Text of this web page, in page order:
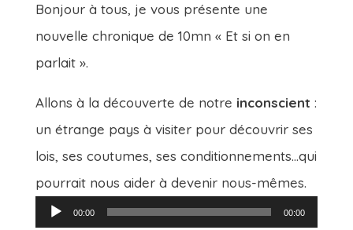
Bonjour à tous, je vous présente une
nouvelle chronique de 10mn « Et si on en
parlait ».
Allons à la découverte de notre inconscient :
un étrange pays à visiter pour découvrir ses
lois, ses coutumes, ses conditionnements…qui
pourrait nous aider à devenir nous-mêmes.
Lecteur00:00 00:00